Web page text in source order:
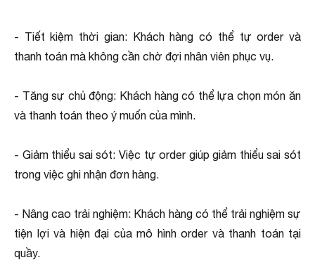
- Tiết kiệm thời gian: Khách hàng có thể tự order và
thanh toán mà không cần chờ đợi nhân viên phục vụ.
- Tăng sự chủ động: Khách hàng có thể lựa chọn món ăn
và thanh toán theo ý muốn của mình.
- Giảm thiểu sai sót: Việc tự order giúp giảm thiểu sai sót
trong việc ghi nhận đơn hàng.
- Nâng cao trải nghiệm: Khách hàng có thể trải nghiệm sự
tiện lợi và hiện đại của mô hình order và thanh toán tại
quầy.